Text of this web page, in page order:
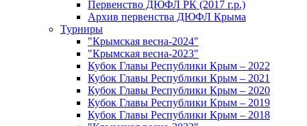
Первенство ДЮФЛ РК (2017 г.р.)
Архив первенства ДЮФЛ Крыма
Турниры
"Крымская весна-2024"
"Крымская весна-2023"
Кубок Главы Республики Крым – 2022
Кубок Главы Республики Крым – 2021
Кубок Главы Республики Крым – 2020
Кубок Главы Республики Крым – 2019
Кубок Главы Республики Крым – 2018